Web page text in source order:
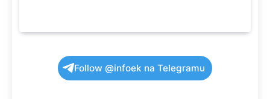
Follow @infoek na Telegramu